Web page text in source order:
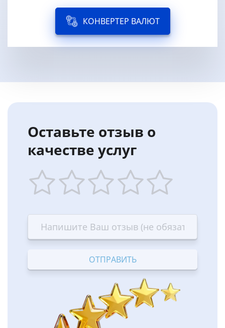
КОНВЕРТЕР ВАЛЮТ
Оставьте отзыв о
качестве услуг
star
Terrible
stars
—
Bad
stars
—
OK
stars
—
Good
stars
—
Excellent